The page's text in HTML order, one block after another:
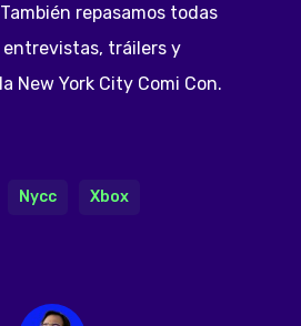
repasamos todas
entrevistas, tráilers y
New York City Comi Con.
Nycc Xbox